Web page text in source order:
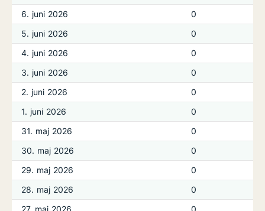
6. juni 2026
0
5. juni 2026
0
4. juni 2026
0
3. juni 2026
0
2. juni 2026
0
1. juni 2026
0
31. maj 2026
0
30. maj 2026
0
29. maj 2026
0
28. maj 2026
0
27. maj 2026
0